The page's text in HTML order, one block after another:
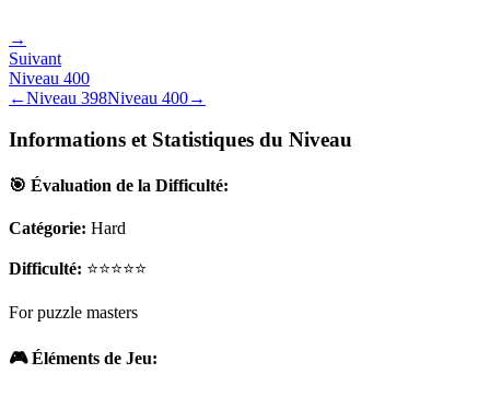
→
Suivant
Niveau 400
←Niveau 398Niveau 400→
Informations et Statistiques du Niveau
🎯 Évaluation de la Difficulté:
Catégorie: Hard
Difficulté: ⭐⭐⭐⭐⭐
For puzzle masters
🎮 Éléments de Jeu: